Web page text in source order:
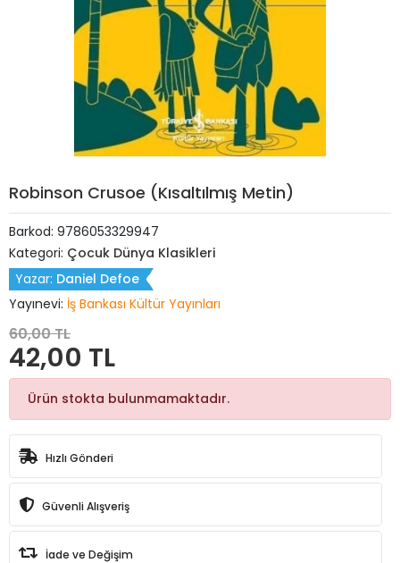
Robinson Crusoe (Kısaltılmış Metin)
Barkod: 9786053329947
Kategori: Çocuk Dünya Klasikleri
Yazar: Daniel Defoe
Yayınevi: İş Bankası Kültür Yayınları
60,00 TL
42,00 TL
Ürün stokta bulunmamaktadır.
Hızlı Gönderi
Güvenli Alışveriş
İade ve Değişim